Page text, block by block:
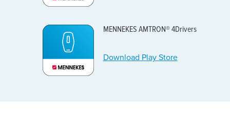
MENNEKES AMTRON® 4Drivers
Download Play Store